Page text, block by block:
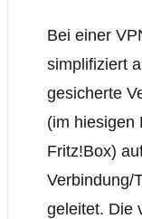
Bei einer
simplifiziert
gesicherte
(im hiesigen
Fritz!Box)
Verbindung/
geleitet. Die